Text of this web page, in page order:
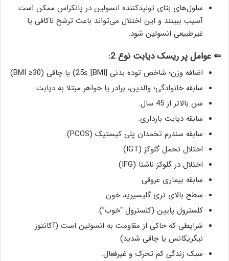
سلول‌های بتای تولیدکننده انسولین در پانکراس ممکن است
آسیب ببینند و این اختلال می‌تواند باعث ترشح ناکافی یا
غیرطبیعی انسولین شود.
⇐ عوامل پر ریسک دیابت نوع 2:
اضافه وزن؛ شاخص توده بدنی [BMI] ≥25) یا چاقی (BMI ≥30)
سابقه خانوادگی؛ والدین، برادر یا خواهر مبتلا به دیابت.
سن بالاتر از 45 سال.
سابقه دیابت بارداری.
سابقه سندرم تخمدان پلی کیستیک (PCOS).
اختلال تحمل گلوکز (IGT)
اختلال در گلوکز ناشتا (IFG)
سابقه بیماری عروقی
سطح بالای تری گلیسیرید خون
کلسترول پایین (کلسترول “خوب”).
شرایطی که حاکی از مقاومت به انسولین است (آکانتوز
نیگریکانس یا چاقی شدید)
سبک زندگی کم تحرک و غیرفعال.